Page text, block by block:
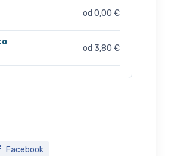
od 0,00 €
od 3,80 €
Facebook